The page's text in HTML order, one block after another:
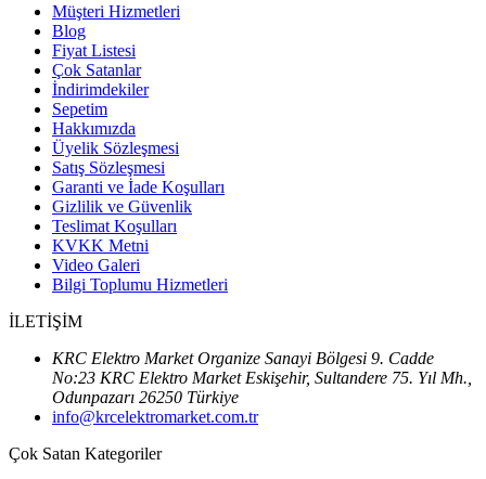
Müşteri Hizmetleri
Blog
Fiyat Listesi
Çok Satanlar
İndirimdekiler
Sepetim
Hakkımızda
Üyelik Sözleşmesi
Satış Sözleşmesi
Garanti ve İade Koşulları
Gizlilik ve Güvenlik
Teslimat Koşulları
KVKK Metni
Video Galeri
Bilgi Toplumu Hizmetleri
İLETİŞİM
KRC Elektro Market Organize Sanayi Bölgesi 9. Cadde
No:23 KRC Elektro Market Eskişehir, Sultandere 75. Yıl Mh.,
Odunpazarı 26250 Türkiye
info@krcelektromarket.com.tr
Çok Satan Kategoriler